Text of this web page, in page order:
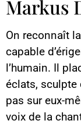
Markus
On reconnaît
capable
l’humain. Il
éclats, sculpte
pas sur eux-
voix de la